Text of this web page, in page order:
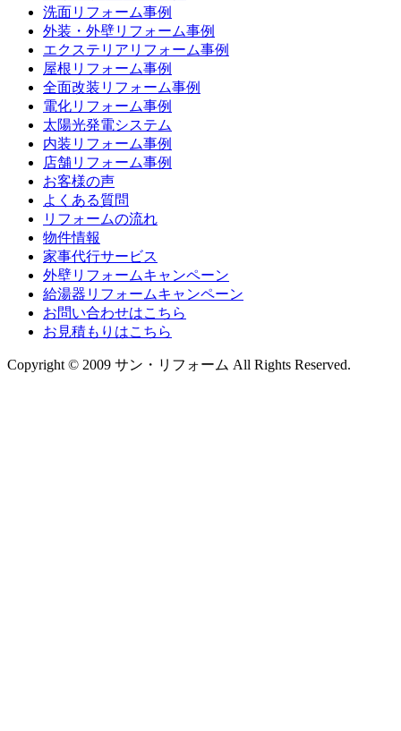
洗面リフォーム事例
外装・外壁リフォーム事例
エクステリアリフォーム事例
屋根リフォーム事例
全面改装リフォーム事例
電化リフォーム事例
太陽光発電システム
内装リフォーム事例
店舗リフォーム事例
お客様の声
よくある質問
リフォームの流れ
物件情報
家事代行サービス
外壁リフォームキャンペーン
給湯器リフォームキャンペーン
お問い合わせはこちら
お見積もりはこちら
Copyright © 2009 サン・リフォーム All Rights Reserved.